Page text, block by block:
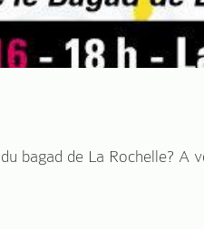
bagad de La Rochelle? A